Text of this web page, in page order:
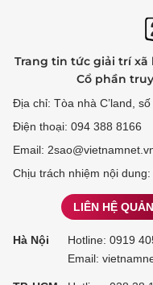
Trang tin tức giải trí
Cổ phần
Địa chỉ: Tòa nhà C’land,
Điện thoại: 094 388 8166
Email:
Chịu trách nhiệm nội
LIÊN HỆ
Hà Nội Hotline: 0919
Email: